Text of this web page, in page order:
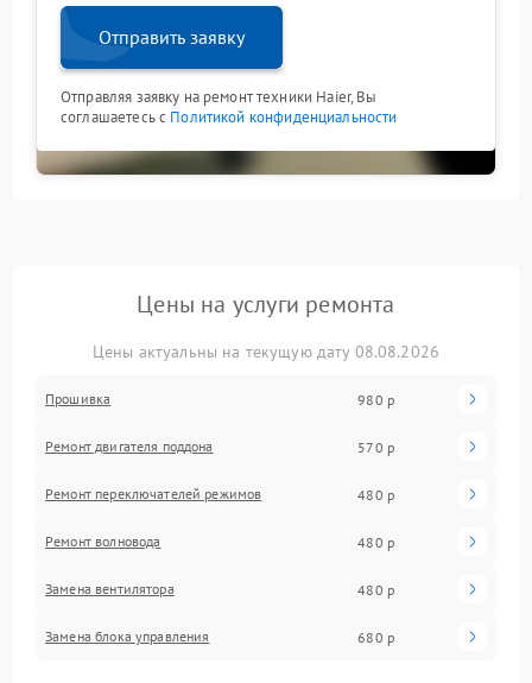
Отправить заявку
Отправляя заявку на ремонт техники Haier, Вы
соглашаетесь с Политикой конфиденциальности
Цены на услуги ремонта
Цены актуальны на текущую дату 08.08.2026
Прошивка 980 р
Ремонт двигателя поддона 570 р
Ремонт переключателей режимов 480 р
Ремонт волновода 480 р
Замена вентилятора 480 р
Замена блока управления 680 р